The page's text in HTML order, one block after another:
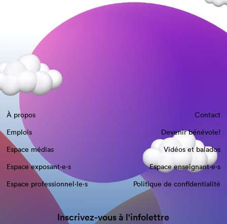
À propos
Contact
Emplois
Devenir bénévole!
Espace médias
Vidéos et balados
Espace exposant·e⋅s
Espace enseignant·e⋅s
Espace professionnel·le⋅s
Politique de confidentialité
Inscrivez-vous à l'infolettre